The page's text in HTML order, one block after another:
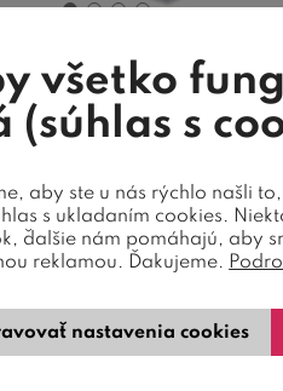
posteľ boxspring
ľavá, s úložným
čalúnená posteľ s nosnosťou
140 kg, voliteľné poťahy a
nožičky, hlboký ú ...
545,00
všetko
(súhlas s
aby ste u nás rýchlo našli
s ukladaním cookies.
ďalšie nám pomáhajú, aby
reklamou. Ďakujeme.
nastavenia cookies